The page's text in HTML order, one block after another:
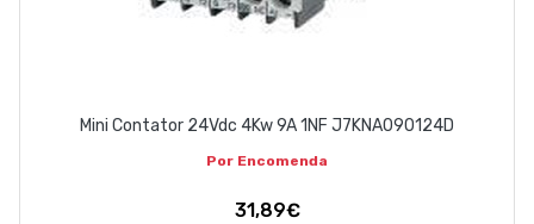
Mini Contator 24Vdc 4Kw 9A 1NF J7KNA090124D
Por Encomenda
31,89€